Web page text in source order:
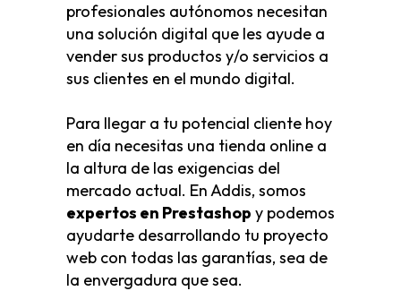
profesionales autónomos necesitan
una solución digital que les ayude a
vender sus productos y/o servicios a
sus clientes en el mundo digital.
Para llegar a tu potencial cliente hoy
en día necesitas una tienda online a
la altura de las exigencias del
mercado actual. En Addis, somos
expertos en Prestashop y podemos
ayudarte desarrollando tu proyecto
web con todas las garantías, sea de
la envergadura que sea.